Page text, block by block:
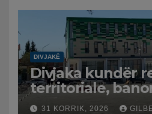
DIVJAKË
Divjaka kundër
territoriale,
protestë.
31 KORRIK, 2026